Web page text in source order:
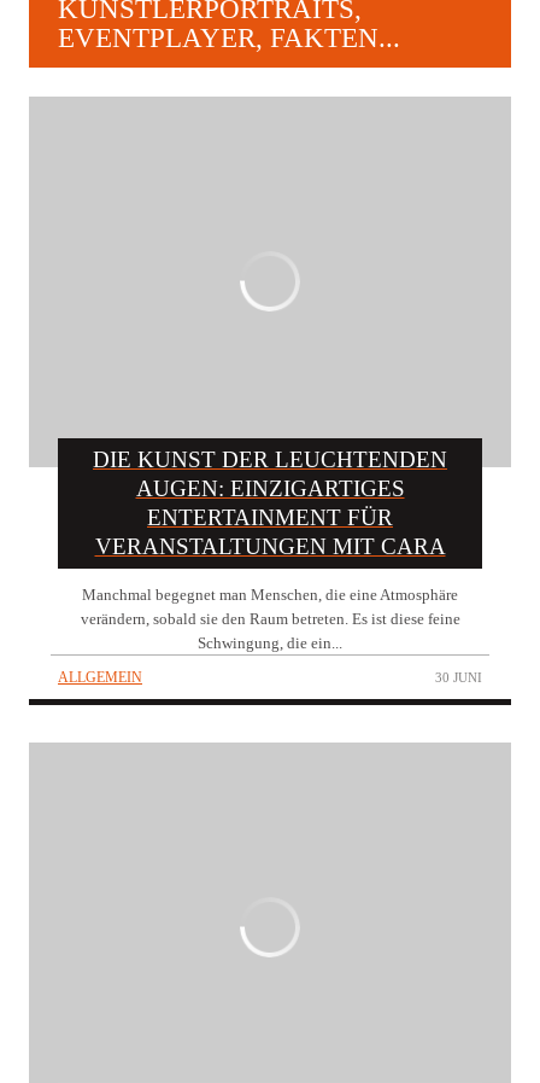
KÜNSTLERPORTRAITS,
EVENTPLAYER, FAKTEN...
DIE KUNST DER LEUCHTENDEN
AUGEN: EINZIGARTIGES
ENTERTAINMENT FÜR
VERANSTALTUNGEN MIT CARA
Manchmal begegnet man Menschen, die eine Atmosphäre
verändern, sobald sie den Raum betreten. Es ist diese feine
Schwingung, die ein...
ALLGEMEIN 30 JUNI